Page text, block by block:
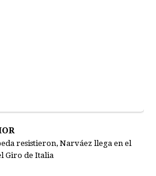
resistieron, Narváez llega en el
Giro de Italia